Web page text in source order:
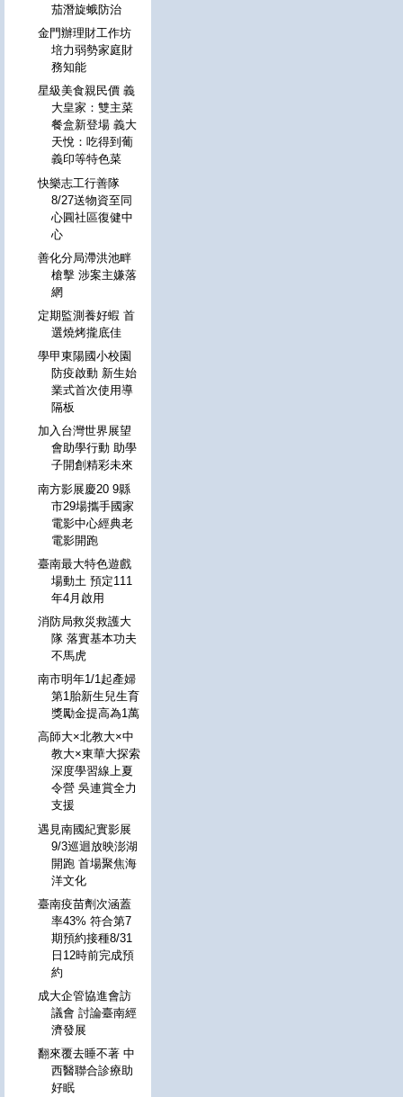
茄潛旋蛾防治
金門辦理財工作坊
培力弱勢家庭財
務知能
星級美食親民價 義
大皇家：雙主菜
餐盒新登場 義大
天悅：吃得到葡
義印等特色菜
快樂志工行善隊
8/27送物資至同
心圓社區復健中
心
善化分局滯洪池畔
槍擊 涉案主嫌落
網
定期監測養好蝦 首
選燒烤攏底佳
學甲東陽國小校園
防疫啟動 新生始
業式首次使用導
隔板
加入台灣世界展望
會助學行動 助學
子開創精彩未來
南方影展慶20 9縣
市29場攜手國家
電影中心經典老
電影開跑
臺南最大特色遊戲
場動土 預定111
年4月啟用
消防局救災救護大
隊 落實基本功夫
不馬虎
南市明年1/1起產婦
第1胎新生兒生育
獎勵金提高為1萬
高師大×北教大×中
教大×東華大探索
深度學習線上夏
令營 吳連賞全力
支援
遇見南國紀實影展
9/3巡迴放映澎湖
開跑 首場聚焦海
洋文化
臺南疫苗劑次涵蓋
率43% 符合第7
期預約接種8/31
日12時前完成預
約
成大企管協進會訪
議會 討論臺南經
濟發展
翻來覆去睡不著 中
西醫聯合診療助
好眠